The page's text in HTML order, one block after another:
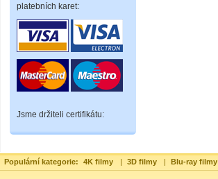
platebních karet:
Jsme držiteli certifikátu:
Populární kategorie: 4K filmy | 3D filmy | Blu-ray filmy